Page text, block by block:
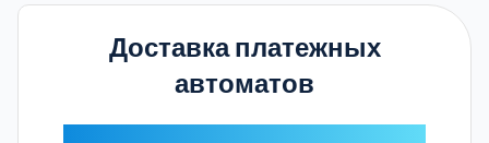
Доставка платежных
автоматов